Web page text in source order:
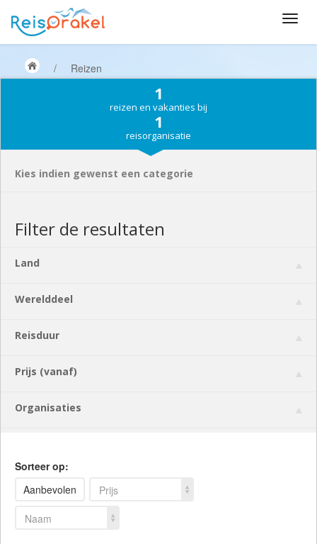
/ Reizen
1
reizen en vakanties bij
1
reisorganisatie
Kies indien gewenst een categorie
Filter de resultaten
Land
Werelddeel
Reisduur
Prijs (vanaf)
Organisaties
Sorteer op:
Aanbevolen
Prijs
Naam